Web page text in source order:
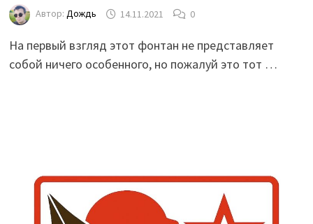
Автор: Дождь 14.11.2021 0
На первый взгляд этот фонтан не представляет
собой ничего особенного, но пожалуй это тот …